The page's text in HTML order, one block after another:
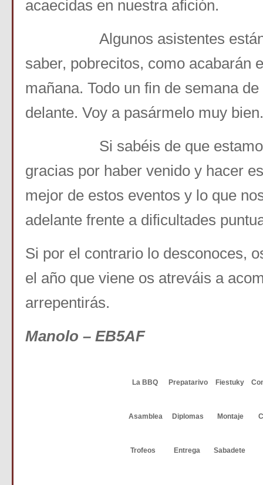
acaecidas en nuestra afición.
Algunos asistentes están
saber, pobrecitos, como acabarán
mañana. Todo un fin de semana
delante. Voy a pasármelo muy bien.
Si sabéis de que estamos
gracias por haber venido y hacer
mejor de estos eventos y lo que
adelante frente a dificultades
Si por el contrario lo desconoces,
el año que viene os atreváis a
arrepentirás.
Manolo – EB5AF
La BBQ Prepatarivo Fiestuky
Asamblea Diplomas Montaje
Trofeos Entrega Sabadete